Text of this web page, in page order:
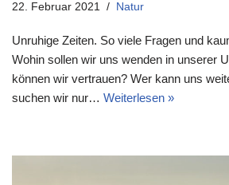
22. Februar 2021 Natur
Unruhige Zeiten. So viele Fragen und
Wohin sollen wir uns wenden in unserer
können wir vertrauen? Wer kann uns
suchen wir nur… Weiterlesen »